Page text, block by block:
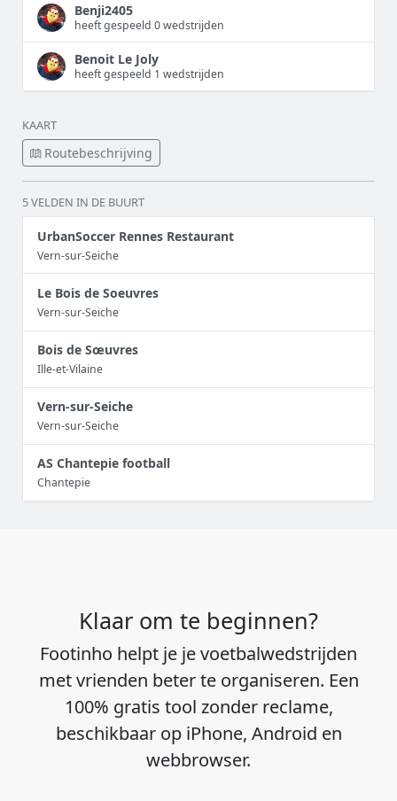
Benji2405
heeft gespeeld 0 wedstrijden
Benoit Le Joly
heeft gespeeld 1 wedstrijden
KAART
Routebeschrijving
5 VELDEN IN DE BUURT
UrbanSoccer Rennes Restaurant
Vern-sur-Seiche
Le Bois de Soeuvres
Vern-sur-Seiche
Bois de Sœuvres
Ille-et-Vilaine
Vern-sur-Seiche
Vern-sur-Seiche
AS Chantepie football
Chantepie
Klaar om te beginnen?
Footinho helpt je je voetbalwedstrijden
met vrienden beter te organiseren. Een
100% gratis tool zonder reclame,
beschikbaar op iPhone, Android en
webbrowser.